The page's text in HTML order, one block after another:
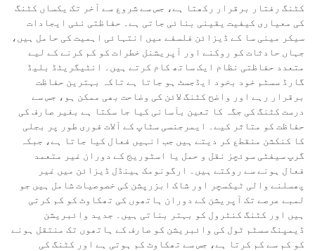
کٹنگ رفتار برقرار رکھتا ہے، جس سے شروع سے آخر تک یکساں کٹنگ
کی معیاری کیفیت یقینی بنائی جاتی ہے۔ حفاظتی نئی ایجادات
سیکر مینی سا کے ڈیزائن فلسفے میں انتہائی اہمیت کی حامل ہیں،
جہاں حادثات کو روکنے اور آپریشنل خطرات کو کم کرنے کے لیے
متعدد حفاظتی نظام ایک ساتھ کام کرتے ہیں۔ انٹیگریٹڈ بلیڈ
گارڈ سسٹم خود بخود ایڈجسٹ ہو جاتا ہے تاکہ بہترین حفاظت
برقرار رہے اور واضح کٹنگ لائن کی وضاحت بھی ممکن ہو، جس سے
درست کٹنگ کی جگہ کا تعین بآسانی کیا جا سکتا ہے بغیر صارف کی
حفاظت کو متاثر کیے۔ ایمرجنسی سٹاپ کے آلات فوری طور پر بجلی
کا کنکشن منقطع کر دیتے ہیں جب انہیں فعال کیا جاتا ہے، جبکہ
گرپ سیفٹی سوئچز نقل و حمل یا اسٹوریج کے دوران غیر متعمد
فعال ہونے سے روکتے ہیں۔ ارگونومک ہینڈل ڈیزائن میں غیر
پھسلنے والی ٹیکسچر اور شاک ابزرپشن کی خصوصیات شامل ہیں جو
لمبے عرصے تک آپریشن کے دوران ہاتھوں کی تھکاوٹ کو کم کرتی
ہیں اور کٹنگ کنٹرول کو بہتر بناتی ہیں۔ جدید وائبریشن
ڈیمپنگ سسٹم ٹول کی وائبریشن کو صارف کے ہاتھوں تک منتقل ہونے
کو کم سے کم کرتا ہے، جس سے تھکاوٹ کم ہوتی ہے اور کٹنگ کی